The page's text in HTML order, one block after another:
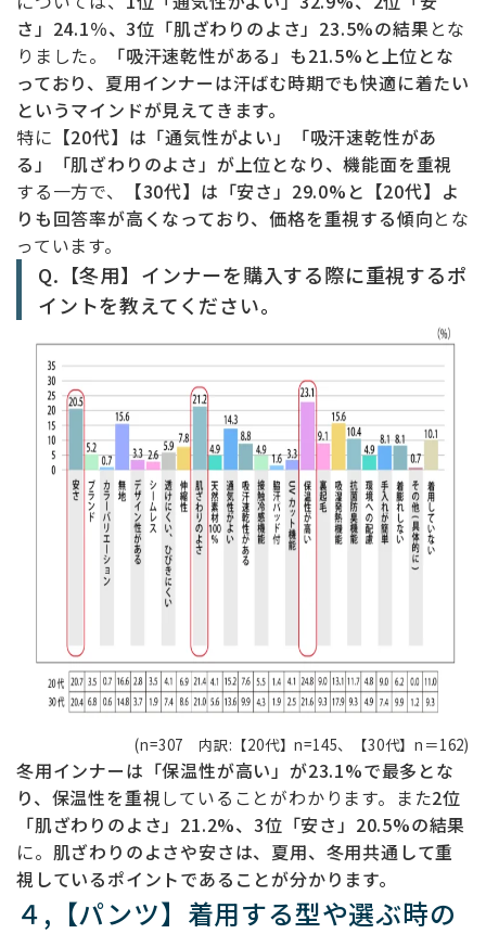
さ」24.1％、3位「肌ざわりのよさ」23.5%の結果 とな
りました。
「吸汗速乾性がある」も21.5%と上位とな
っており、夏用インナーは汗ばむ時期でも快適に着たい
というマインドが見えてきます。
特に 【20代】は「通気性がよい」「吸汗速乾性があ
る」「肌ざわりのよさ」が上位となり、機能面を重視
する一方で、
【30代】は「安さ」29.0%と【20代】よ
りも回答率が高くなっており、価格を重視する傾向とな
っています。
Q.【冬用】インナーを購入する際に重視するポ
イントを教えてください。
(n=307 内訳:【20代】n=145、【30代】n＝162)
冬用インナーは「保温性が高い」が23.1%で最多とな
り、保温性を重視していることがわかります。また2位
「肌ざわりのよさ」21.2%、3位「安さ」20.5%の結果
に。 肌ざわりのよさや安さは、夏用、冬用共通して重
視しているポイントであることが分かります。
４,【パンツ】着用する型や選ぶ時の